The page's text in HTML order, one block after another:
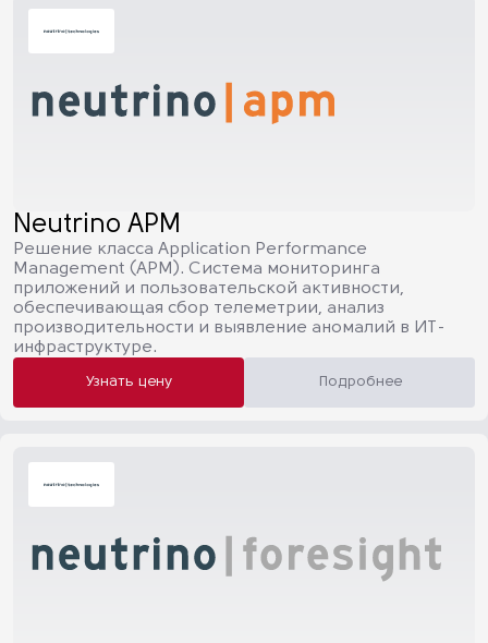
Neutrino APM
Решение класса Application Performance
Management (APM). Система мониторинга
приложений и пользовательской активности,
обеспечивающая сбор телеметрии, анализ
производительности и выявление аномалий в ИТ-
инфраструктуре.
Узнать цену Подробнее